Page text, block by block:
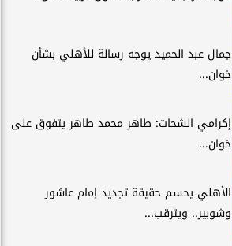
جمال عبد الحميد يوجه رسالة للأهلي بشأن
خوان...
إكرامي الشحات: طاهر محمد طاهر يتفوق على
خوان...
الأهلي يحسم حقيقة تجديد إمام عاشور
وشوبير.. ويترقب...